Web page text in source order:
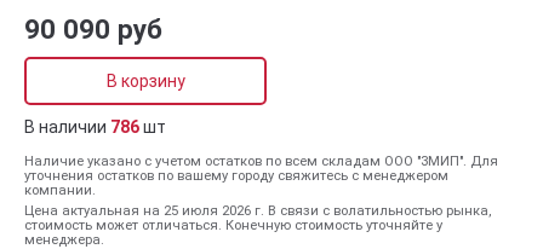
90 090 руб
В корзину
В наличии 786шт
Наличие указано с учетом остатков по всем складам ООО "ЗМИП". Для
уточнения остатков по вашему городу свяжитесь с менеджером
компании.
Цена актуальная на 25 июля 2026 г. В связи с волатильностью рынка,
стоимость может отличаться. Конечную стоимость уточняйте у
менеджера.